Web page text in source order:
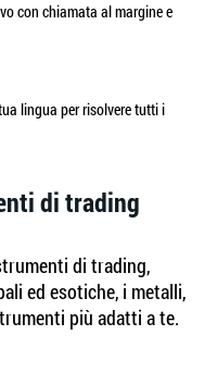
con chiamata al margine e
lingua per risolvere tutti i
di trading
di trading,
ed esotiche, i metalli,
più adatti a te.